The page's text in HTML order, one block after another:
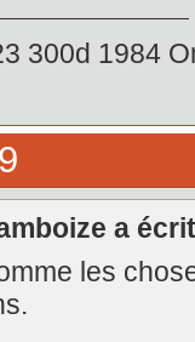
300d 1984
a
les